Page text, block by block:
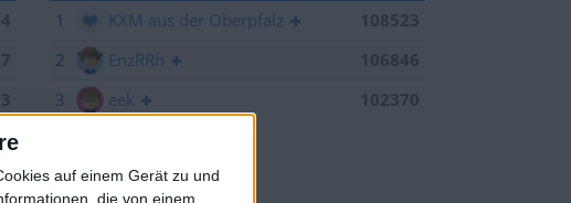
auf einem Gerät zu und
die von einem
1
KXM aus der Oberpfalz
108523
2
EnzRRh
3
eek 102370